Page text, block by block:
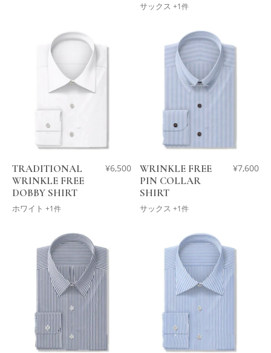
サックス +1件
TRADITIONAL
WRINKLE FREE
DOBBY SHIRT
ホワイト +1件
¥6,500
WRINKLE FREE
PIN COLLAR
SHIRT
サックス +1件
¥7,600